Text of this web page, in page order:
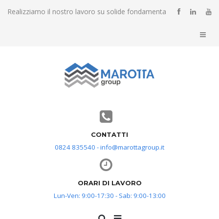
Realizziamo il nostro lavoro su solide fondamenta
CONTATTI
0824 835540 - info@marottagroup.it
ORARI DI LAVORO
Lun-Ven: 9:00-17:30 - Sab: 9:00-13:00